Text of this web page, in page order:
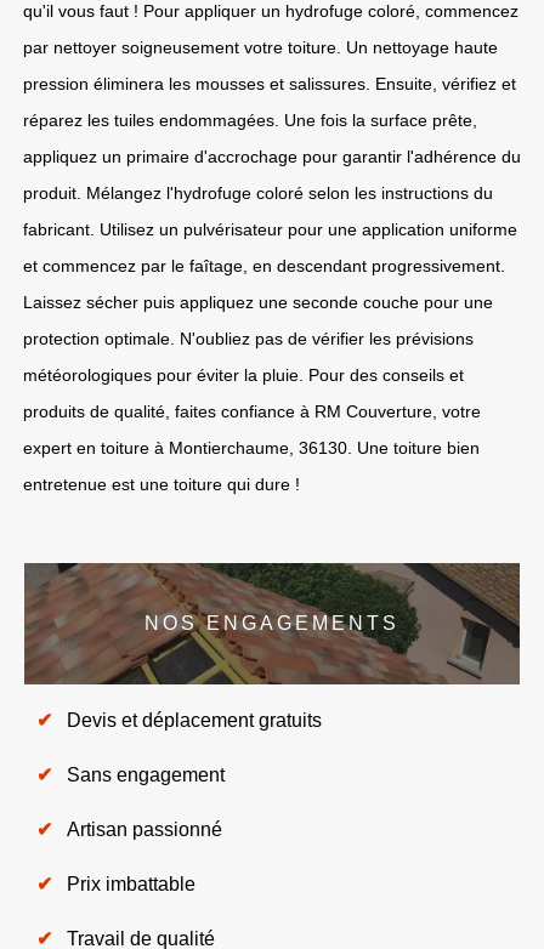
qu'il vous faut ! Pour appliquer un hydrofuge coloré, commencez
par nettoyer soigneusement votre toiture. Un nettoyage haute
pression éliminera les mousses et salissures. Ensuite, vérifiez et
réparez les tuiles endommagées. Une fois la surface prête,
appliquez un primaire d'accrochage pour garantir l'adhérence du
produit. Mélangez l'hydrofuge coloré selon les instructions du
fabricant. Utilisez un pulvérisateur pour une application uniforme
et commencez par le faîtage, en descendant progressivement.
Laissez sécher puis appliquez une seconde couche pour une
protection optimale. N'oubliez pas de vérifier les prévisions
météorologiques pour éviter la pluie. Pour des conseils et
produits de qualité, faites confiance à RM Couverture, votre
expert en toiture à Montierchaume, 36130. Une toiture bien
entretenue est une toiture qui dure !
NOS ENGAGEMENTS
Devis et déplacement gratuits
Sans engagement
Artisan passionné
Prix imbattable
Travail de qualité